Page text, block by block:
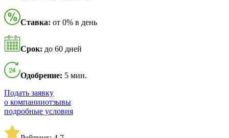
Ставка: от 0% в день
Срок: до 60 дней
Одобрение: 5 мин.
Подать заявку
о компанииотзывы
подробные условия